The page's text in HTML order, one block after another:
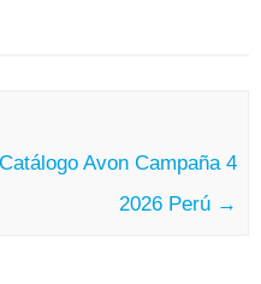
Catálogo Avon Campaña 4
2026 Perú →